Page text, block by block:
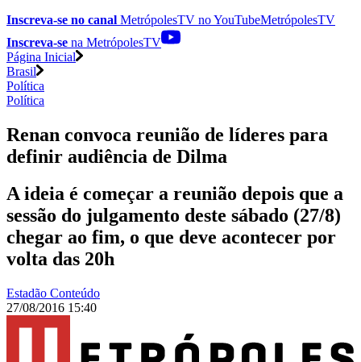
Inscreva-se no canal MetrópolesTV noYouTubeMetrópolesTV
Inscreva-se na MetrópolesTV
Página Inicial
Brasil
Política
Política
Renan convoca reunião de líderes para
definir audiência de Dilma
A ideia é começar a reunião depois que a
sessão do julgamento deste sábado (27/8)
chegar ao fim, o que deve acontecer por
volta das 20h
Estadão Conteúdo
27/08/2016 15:40